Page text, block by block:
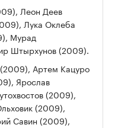
Леон Деев
Лука Оклеба
Мурад
Штырхунов (2009).
Артем Кацуро
Ярослав
(2009),
(2009),
Савин (2009),